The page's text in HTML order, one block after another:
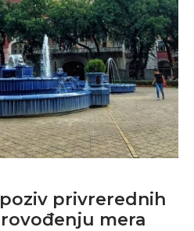
privrerednih
mera